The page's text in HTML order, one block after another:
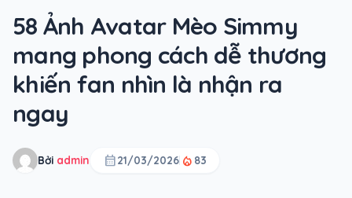
58 Ảnh Avatar Mèo Simmy
mang phong cách dễ thương
khiến fan nhìn là nhận ra
ngay
Bởi admin calendar_month21/03/2026 local_fire_department 83